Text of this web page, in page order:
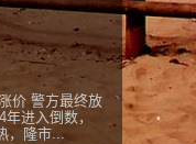
价 警方最终放
进入倒数，
，隆市...